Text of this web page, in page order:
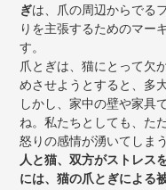
ぎは、爪の周辺からでる
りを主張するためのマー
す。
爪とぎは、猫にとって欠
めさせようとすると、多
しかし、家中の壁や家具
ね。私たちとしても、た
怒りの感情が湧いてしま
人と猫、双方がストレス
には、猫の爪とぎによる